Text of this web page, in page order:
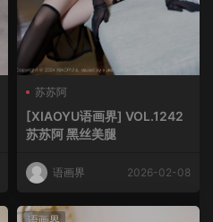
苏苏阿
[XIAOYU语画界] VOL.1242
苏苏阿 黑丝美腿
语画界 2026-02-08